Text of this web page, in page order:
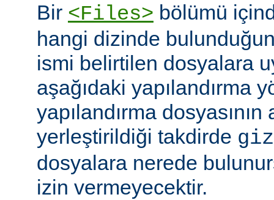
Bir <Files> bölümü
hangi dizinde
ismi belirtilen dosyalara
aşağıdaki yapılandırma
yapılandırma
yerleştirildiği takdirde
dosyalara nerede
izin vermeyecektir.